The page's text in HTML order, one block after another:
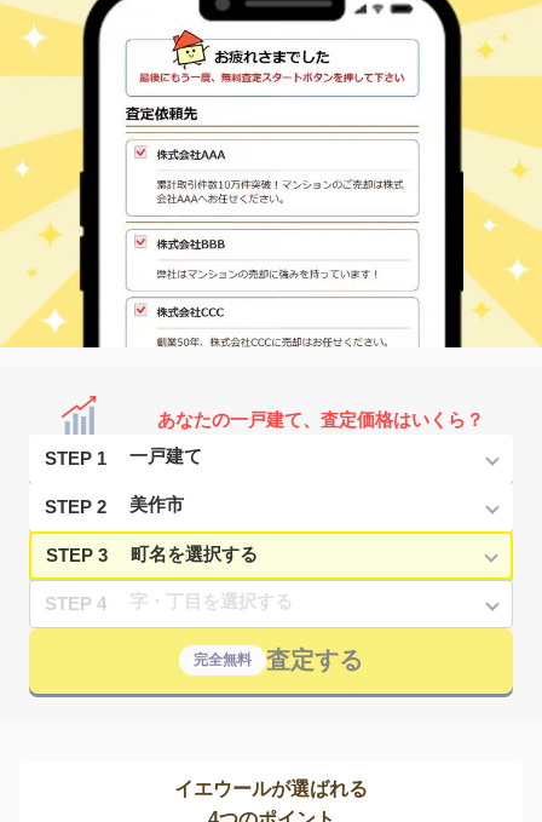
あなたの一戸建て、査定価格はいくら？
STEP 1
STEP 2
STEP 3
STEP 4
完全無料 査定する
イエウールが選ばれる